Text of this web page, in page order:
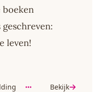
leven!
Bekijk